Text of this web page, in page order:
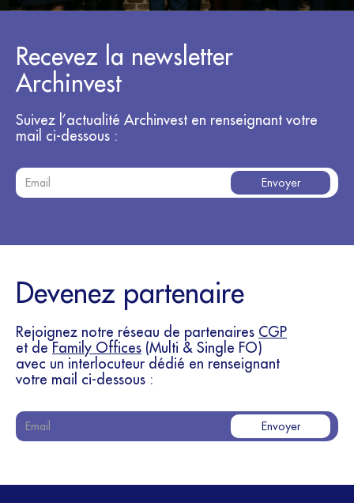
Recevez la newsletter
Archinvest
Suivez l’actualité Archinvest en renseignant votre
mail ci-dessous :
Devenez partenaire
Rejoignez notre réseau de partenaires CGP
et de Family Offices (Multi & Single FO)
avec un interlocuteur dédié en renseignant
votre mail ci-dessous :